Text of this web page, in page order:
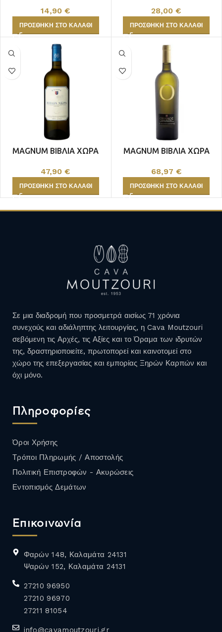
14,90€
ΠΡΟΣΘΉΚΗ ΣΤΟ ΚΑΛΆΘΙ
28,00€
ΠΡΟΣΘΉΚΗ ΣΤΟ ΚΑΛΆΘΙ
MAGNUM ΒΙΒΛΙΑ ΧΩΡΑ
47,90€
ΠΡΟΣΘΉΚΗ ΣΤΟ ΚΑΛΆΘΙ
MAGNUM ΒΙΒΛΙΑ ΧΩΡΑ
68,97 €
ΠΡΟΣΘΉΚΗ ΣΤΟ ΚΑΛΆΘΙ
Σε μια διαδρομή που προσμετρά αισίως 71 χρόνια
συνεχούς και αδιάληπτης λειτουργίας, η Cava Moutzouri
σεβόμενη τις Αρχές, τις Αξίες και το Όραμα των ιδρυτών
της, δραστηριοποιείτε, πρωτοπορεί και καινοτομεί στο
χώρο της επεξεργασίας και εμπορίας Ξηρών Καρπών και
όχι μόνο.
Πληροφορίες
Όροι Χρήσης
Τρόποι Πληρωμής / Αποστολής
Πολιτική Επιστροφών - Ακυρώσεις
Εντοπισμός Δεμάτων
Επικοινωνία
Φαρών 148, Καλαμάτα 24131
Ψαρών 152, Καλαμάτα 24131
27210 96950
27210 96970
27211 81054
info@cavamoutzouri.gr